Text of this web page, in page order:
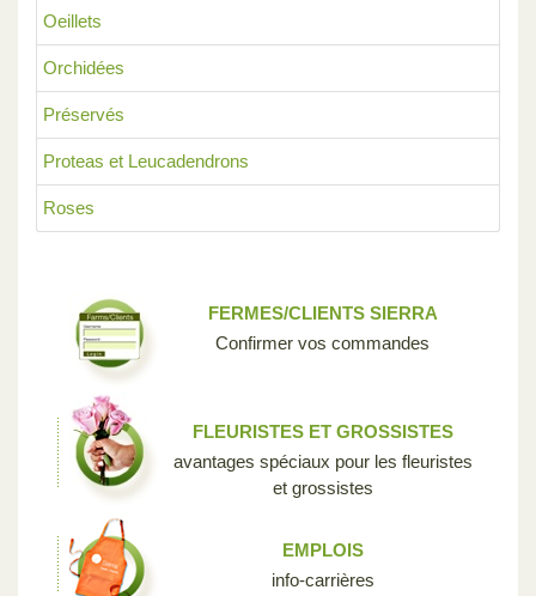
Oeillets
Orchidées
Préservés
Proteas et Leucadendrons
Roses
FERMES/CLIENTS SIERRA
Confirmer vos commandes
FLEURISTES ET GROSSISTES
avantages spéciaux pour les fleuristes
et grossistes
EMPLOIS
info-carrières